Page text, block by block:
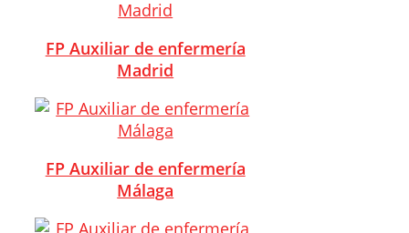
FP Auxiliar de enfermería
Madrid
FP Auxiliar de enfermería
Málaga